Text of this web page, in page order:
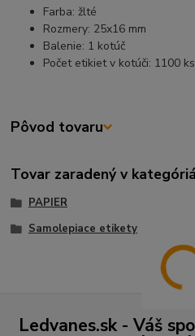
Farba: žlté
Rozmery: 25x16 mm
Balenie: 1 kotúč
Počet etikiet v kotúči: 1100 ks
Pôvod tovaru
Tovar zaradený v
PAPIER
Samolepiace etikety
Ledvanes.sk - Váš